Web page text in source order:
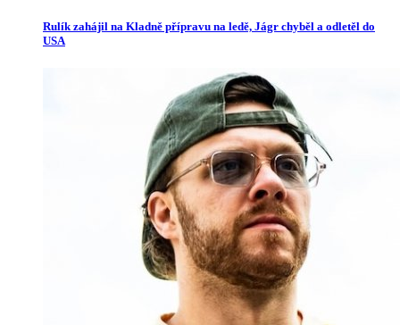
Rulík zahájil na Kladně přípravu na ledě, Jágr chyběl a odletěl do
USA